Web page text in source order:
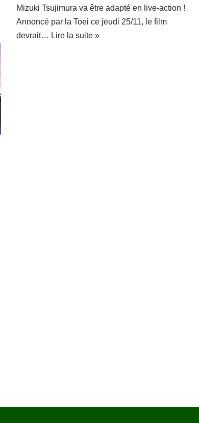
Mizuki Tsujimura va être adapté en live-action !
Annoncé par la Toei ce jeudi 25/11, le film
devrait… Lire la suite »